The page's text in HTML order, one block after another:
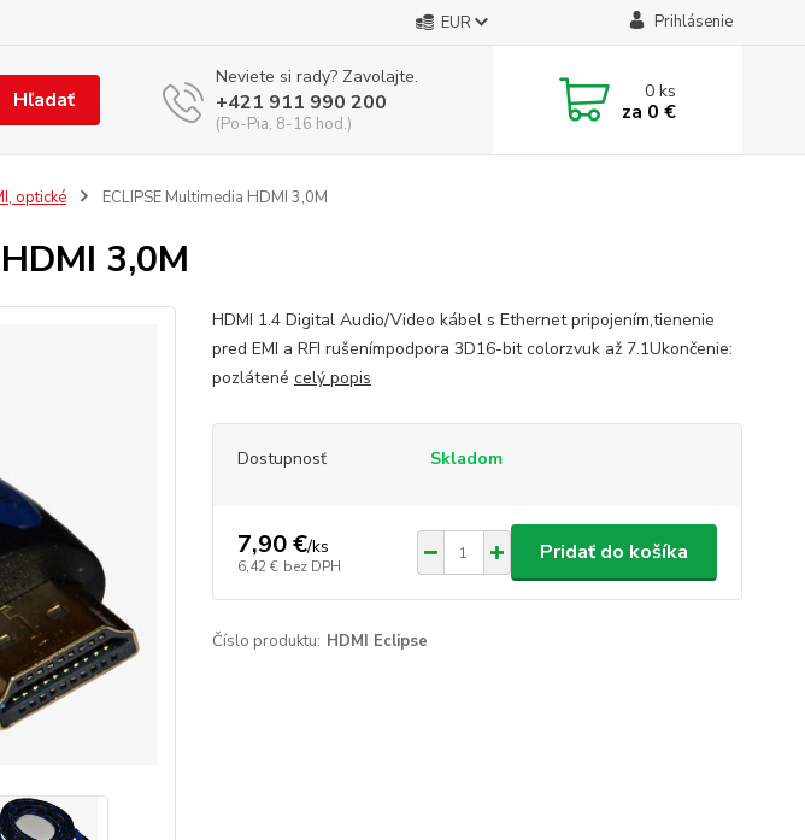
EUR Prihlásenie
Hľadať
Neviete si rady? Zavolajte.
+421 911 990 200
(Po-Pia, 8-16 hod.)
0ks
za 0 €
optické ECLIPSE Multimedia HDMI 3,0M
3,0M
HDMI 1.4 Digital Audio/Video kábel s Ethernet pripojením,tienenie
pred EMI a RFI rušenímpodpora 3D16-bit colorzvuk až 7.1Ukončenie:
pozlátené celý popis
Dostupnosť Skladom
7,90 €/ks
6,42 € bez DPH
Pridať do košíka
Číslo produktu: HDMI Eclipse